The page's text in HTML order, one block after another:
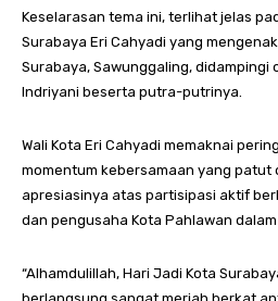
Keselarasan tema ini, terlihat jelas
Surabaya Eri Cahyadi yang
Surabaya, Sawunggaling, didampingi
Indriyani beserta putra-putrinya.
Wali Kota Eri Cahyadi memaknai
momentum kebersamaan yang patut
apresiasinya atas partisipasi aktif
dan pengusaha Kota Pahlawan
“Alhamdulillah, Hari Jadi Kota